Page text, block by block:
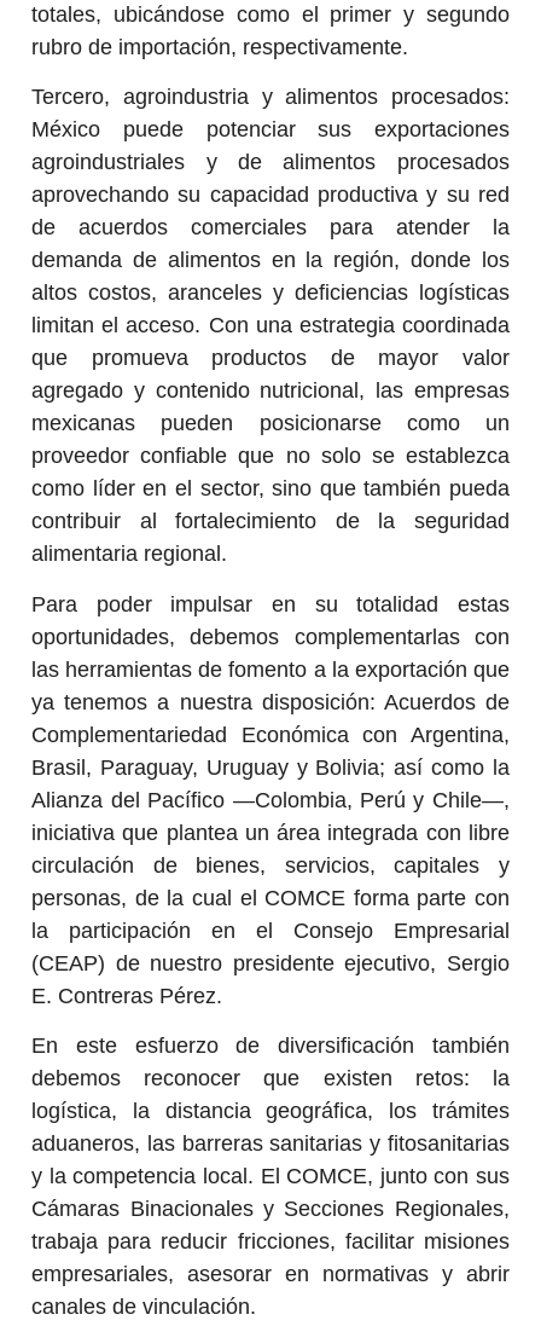
totales, ubicándose como el primer y segundo
rubro de importación, respectivamente.
Tercero, agroindustria y alimentos procesados:
México puede potenciar sus exportaciones
agroindustriales y de alimentos procesados
aprovechando su capacidad productiva y su red
de acuerdos comerciales para atender la
demanda de alimentos en la región, donde los
altos costos, aranceles y deficiencias logísticas
limitan el acceso. Con una estrategia coordinada
que promueva productos de mayor valor
agregado y contenido nutricional, las empresas
mexicanas pueden posicionarse como un
proveedor confiable que no solo se establezca
como líder en el sector, sino que también pueda
contribuir al fortalecimiento de la seguridad
alimentaria regional.
Para poder impulsar en su totalidad estas
oportunidades, debemos complementarlas con
las herramientas de fomento a la exportación que
ya tenemos a nuestra disposición: Acuerdos de
Complementariedad Económica con Argentina,
Brasil, Paraguay, Uruguay y Bolivia; así como la
Alianza del Pacífico —Colombia, Perú y Chile—,
iniciativa que plantea un área integrada con libre
circulación de bienes, servicios, capitales y
personas, de la cual el COMCE forma parte con
la participación en el Consejo Empresarial
(CEAP) de nuestro presidente ejecutivo, Sergio
E. Contreras Pérez.
En este esfuerzo de diversificación también
debemos reconocer que existen retos: la
logística, la distancia geográfica, los trámites
aduaneros, las barreras sanitarias y fitosanitarias
y la competencia local. El COMCE, junto con sus
Cámaras Binacionales y Secciones Regionales,
trabaja para reducir fricciones, facilitar misiones
empresariales, asesorar en normativas y abrir
canales de vinculación.